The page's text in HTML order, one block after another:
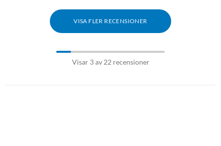
VISA FLER RECENSIONER
Visar 3 av 22 recensioner